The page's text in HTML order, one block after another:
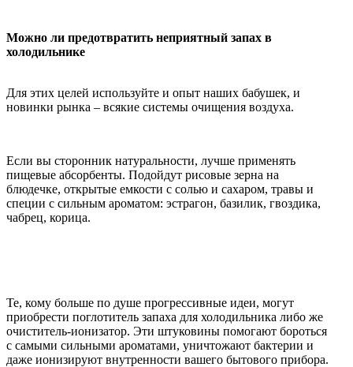
Можно ли предотвратить неприятный запах в
холодильнике
Для этих целей используйте и опыт наших бабушек, и
новинки рынка – всякие системы очищения воздуха.
Если вы сторонник натуральности, лучше применять
пищевые абсорбенты. Подойдут рисовые зерна на
блюдечке, открытые емкости с солью и сахаром, травы и
специи с сильным ароматом: эстрагон, базилик, гвоздика,
чабрец, корица.
Те, кому больше по душе прогрессивные идеи, могут
приобрести поглотитель запаха для холодильника либо же
очиститель-ионизатор. Эти штуковины помогают бороться
с самыми сильными ароматами, уничтожают бактерии и
даже ионизируют внутренности вашего бытового прибора.